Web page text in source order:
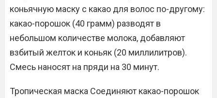
коньячную маску с какао для волос по-другому:
какао-порошок (40 грамм) разводят в
небольшом количестве молока, добавляют
взбитый желток и коньяк (20 миллилитров).
Смесь наносят на пряди на 30 минут.
Тропическая маска Соединяют какао-порошок